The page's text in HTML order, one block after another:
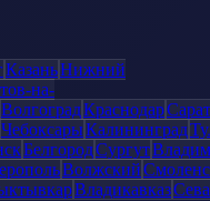
КазаньНижний
на-
ВолгоградКраснодар
ЧебоксарыКалининград
БелгородСургут
Волжский
Владикавказ